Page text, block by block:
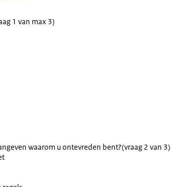
1 van max 3)
waarom u ontevreden bent?(vraag 2 van 3)